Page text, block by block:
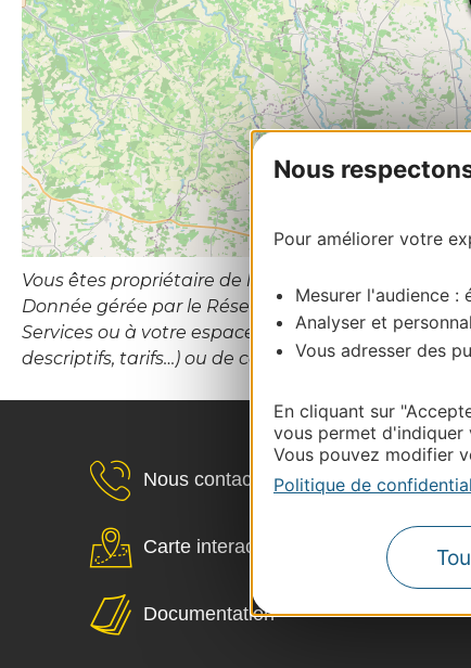
Nous
Pour améliorer votre
Mesurer l'audience :
Analyser et
Vous adresser des
En cliquant sur
vous permet d'indiquer
Vous pouvez modifier
Politique de
Vous êtes propriétaire de l’établissement ou le
Donnée gérée par le Réseau d’Information
Services ou à votre espace Propriétaires
descriptifs, tarifs…) ou de contacter le CDT
Nous contacter
Carte interactive
Documentation